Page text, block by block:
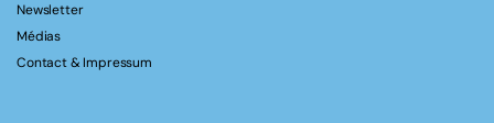
Newsletter
Médias
Contact & Impressum